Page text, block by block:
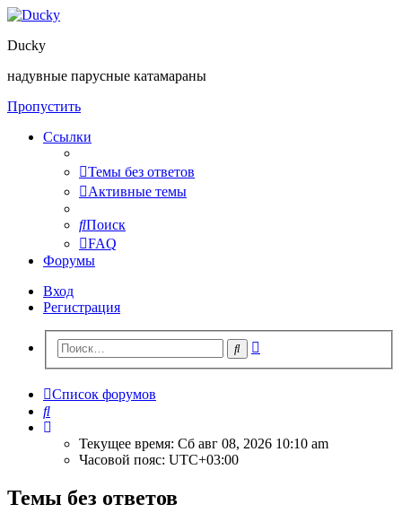
Ducky
надувные парусные катамараны
Пропустить
Ссылки
Темы без ответов
Активные темы
Поиск
FAQ
Форумы
Вход
Регистрация
Поиск
Список форумов
Поиск
Текущее время: Сб авг 08, 2026 10:10 am
Часовой пояс: UTC+03:00
Темы без ответов